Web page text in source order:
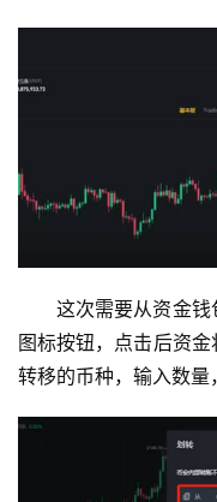
这次需要从资金
图标按钮，点击后资
转移的币种，输入数量